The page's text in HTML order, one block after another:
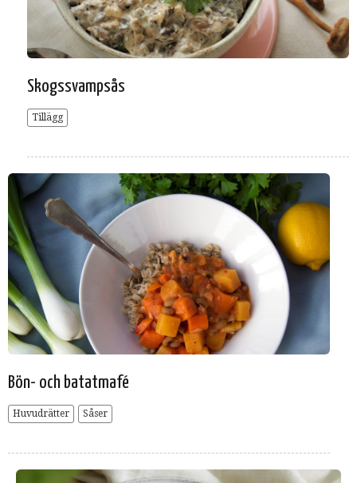
Skogssvampsås
Tillägg
Bön- och batatmafé
Huvudrätter Såser